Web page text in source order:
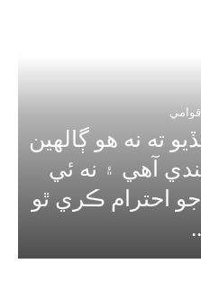
ته نه هو ڳالهين
آهي ۽ نه ئي
احترام ڪري ٿو